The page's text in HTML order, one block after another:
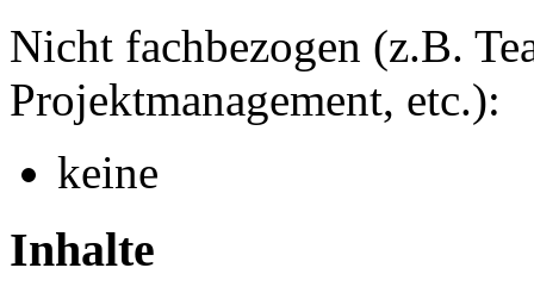
Nicht fachbezogen (z.B.
Projektmanagement, etc.):
keine
Inhalte